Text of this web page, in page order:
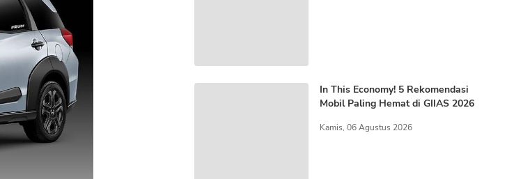
In This Economy! 5 Rekomendasi
Mobil Paling Hemat di GIIAS 2026
Kamis, 06 Agustus 2026